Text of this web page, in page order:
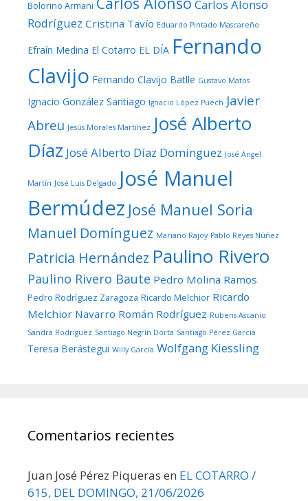
Bolorino Armani
Carlos Alonso
Rodríguez Cristina Tavío Eduardo Pintado Mascareño
Efraín Medina El Cotarro EL DÍA Fernando
Clavijo Fernando Clavijo Batlle Gustavo Matos
Ignacio González Santiago Ignacio López Puech Javier
Abreu Jesús Morales Martínez José Alberto
Díaz José Alberto Díaz Domínguez José Angel
Martín José Luis Delgado José Manuel
Bermúdez José Manuel Soria
Manuel Domínguez Mariano Rajoy Pablo Reyes Núñez
Patricia Hernández Paulino Rivero
Paulino Rivero Baute Pedro Molina Ramos
Pedro Rodríguez Zaragoza Ricardo Melchior Ricardo
Melchior Navarro Román Rodríguez Rubens Ascanio
Sandra Rodríguez Santiago Negrín Dorta Santiago Pérez García
Teresa Berástegui Willy García Wolfgang Kiessling
Comentarios recientes
Juan José Pérez Piqueras en EL COTARRO /
615, DEL DOMINGO, 21/06/2026